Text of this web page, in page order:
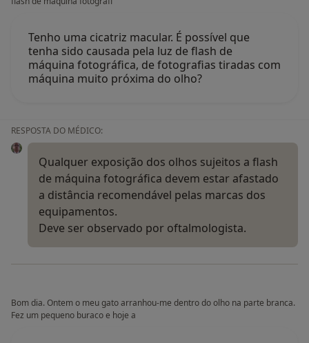
Tenho uma cicatriz macular. É possível que
tenha sido causada pela luz de flash de
máquina fotográfica, de fotografias tiradas com
máquina muito próxima do olho?
RESPOSTA DO MÉDICO:
Qualquer exposição dos olhos sujeitos a flash
de máquina fotográfica devem estar afastado
a distância recomendável pelas marcas dos
equipamentos.
Deve ser observado por oftalmologista.
Bom dia. Ontem o meu gato arranhou-me dentro do olho na parte branca.
Fez um pequeno buraco e hoje a